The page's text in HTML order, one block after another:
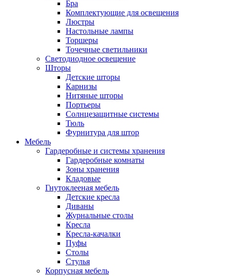
Бра
Комплектующие для освещения
Люстры
Настольные лампы
Торшеры
Точечные светильники
Светодиодное освещение
Шторы
Детские шторы
Карнизы
Нитяные шторы
Портьеры
Солнцезащитные системы
Тюль
Фурнитура для штор
Мебель
Гардеробные и системы хранения
Гардеробные комнаты
Зоны хранения
Кладовые
Гнутоклееная мебель
Детские кресла
Диваны
Журнальные столы
Кресла
Кресла-качалки
Пуфы
Столы
Стулья
Корпусная мебель